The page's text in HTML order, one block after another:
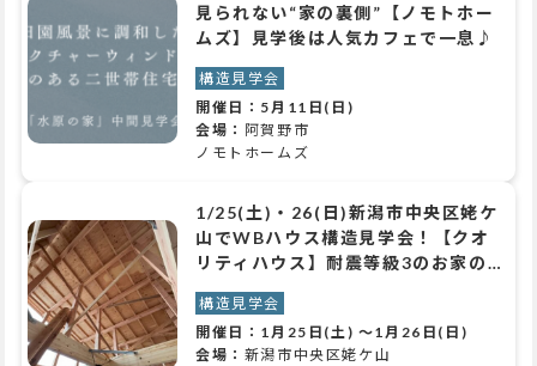
見られない“家の裏側”【ノモトホー
ムズ】見学後は人気カフェで一息♪
構造見学会
開催日： 5月11日(日)
会場： 阿賀野市
ノモトホームズ
1/25(土)・26(日)新潟市中央区姥ケ
山でWBハウス構造見学会！【クオ
リティハウス】耐震等級3のお家の
構造チェック！！
構造見学会
開催日： 1月25日(土) ～1月26日(日)
会場： 新潟市中央区姥ケ山